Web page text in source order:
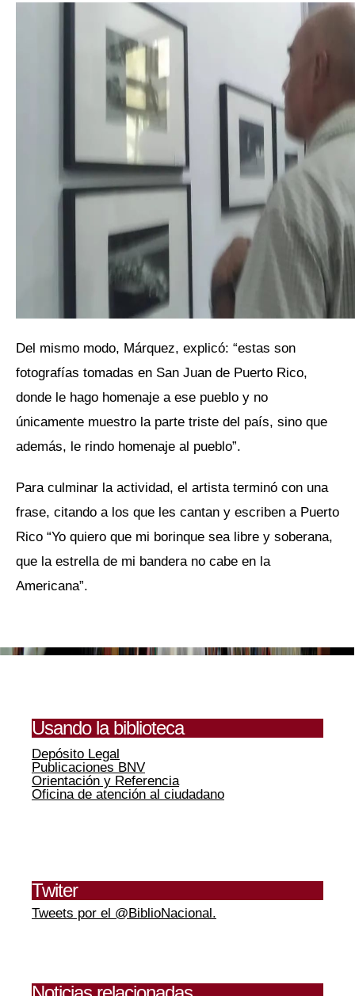
Del mismo modo, Márquez, explicó: “estas son
fotografías tomadas en San Juan de Puerto Rico,
donde le hago homenaje a ese pueblo y no
únicamente muestro la parte triste del país, sino que
además, le rindo homenaje al pueblo”.
Para culminar la actividad, el artista terminó con una
frase, citando a los que les cantan y escriben a Puerto
Rico “Yo quiero que mi borinque sea libre y soberana,
que la estrella de mi bandera no cabe en la
Americana”.
Usando la biblioteca
Depósito Legal
Publicaciones BNV
Orientación y Referencia
Oficina de atención al ciudadano
Twiter
Tweets por el @BiblioNacional.